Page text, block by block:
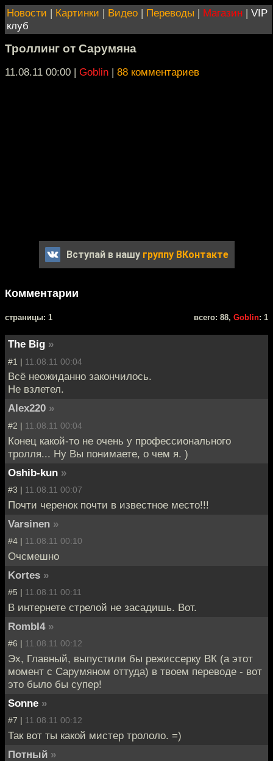
Новости | Картинки | Видео | Переводы | Магазин | VIP
клуб
Троллинг от Сарумяна
11.08.11 00:00 | Goblin | 88 комментариев
Вступай в нашу группу ВКонтакте
Комментарии
cтраницы: 1 всего: 88, Goblin: 1
The Big »
#1 | 11.08.11 00:04
Всё неожиданно закончилось.
Не взлетел.
Alex220 »
#2 | 11.08.11 00:04
Конец какой-то не очень у профессионального
тролля... Ну Вы понимаете, о чем я. )
Oshib-kun »
#3 | 11.08.11 00:07
Почти черенок почти в известное место!!!
Varsinen »
#4 | 11.08.11 00:10
Очсмешно
Kortes »
#5 | 11.08.11 00:11
В интернете стрелой не засадишь. Вот.
RombI4 »
#6 | 11.08.11 00:12
Эх, Главный, выпустили бы режиссерку ВК (а этот
момент c Сарумяном оттуда) в твоем переводе - вот
это было бы супер!
Sonne »
#7 | 11.08.11 00:12
Так вот ты какой мистер трололо. =)
Потный »